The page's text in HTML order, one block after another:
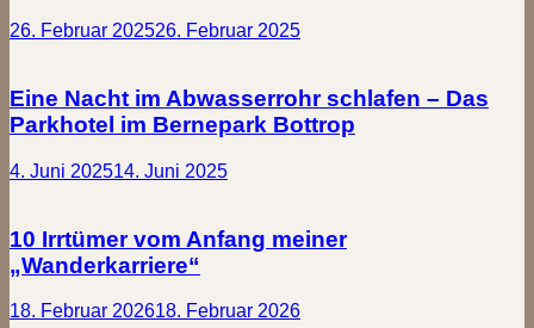
26. Februar 202526. Februar 2025
Eine Nacht im Abwasserrohr schlafen – Das
Parkhotel im Bernepark Bottrop
4. Juni 202514. Juni 2025
10 Irrtümer vom Anfang meiner
„Wanderkarriere“
18. Februar 202618. Februar 2026